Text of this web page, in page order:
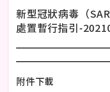
新型冠狀病毒（
處置暫行指引-
附件下載